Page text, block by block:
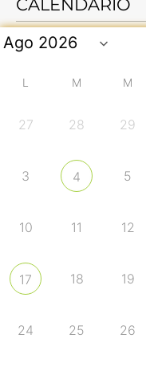
CALENDARIO
L M M
27 28 29
3 4 5
10 11 12
17 18 19
24 25 26